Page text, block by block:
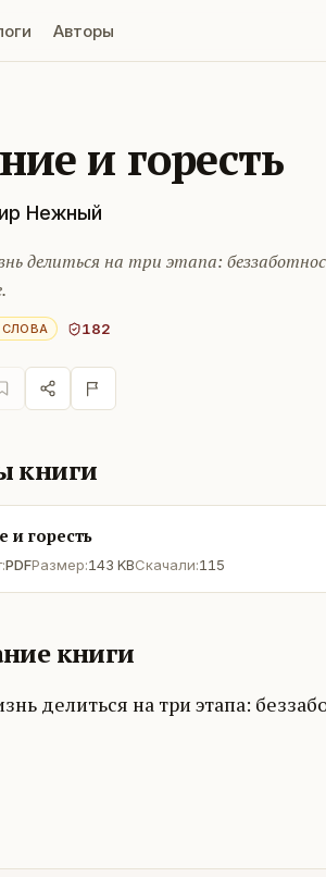
Авторы
и горесть
Нежный
делиться на три этапа:
182
книги
и горесть
PDFРазмер:143 KBСкачали:115
книги
делиться на три этапа: